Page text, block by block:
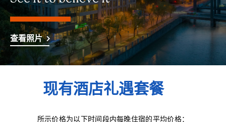
查看照片
现有酒店礼遇套餐
所示价格为以下时间段内每晚住宿的平均价格：